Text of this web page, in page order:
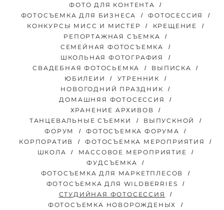
ФОТО ДЛЯ КОНТЕНТА
ФОТОСЪЕМКА ДЛЯ БИЗНЕСА
ФОТОСЕССИЯ
КОНКУРСЫ МИСС И МИСТЕР
КРЕЩЕНИЕ
РЕПОРТАЖНАЯ СЪЕМКА
СЕМЕЙНАЯ ФОТОСЪЕМКА
ШКОЛЬНАЯ ФОТОГРАФИЯ
СВАДЕБНАЯ ФОТОСЬЕМКА
ВЫПИСКА
ЮБИЛЕИИ
УТРЕННИК
НОВОГОДНИЙ ПРАЗДНИК
ДОМАШНЯЯ ФОТОСЕССИЯ
ХРАНЕНИЕ АРХИВОВ
ТАНЦЕВАЛЬНЫЕ СЪЕМКИ
ВЫПУСКНОЙ
ФОРУМ
ФОТОСЪЕМКА ФОРУМА
КОРПОРАТИВ
ФОТОСЪЕМКА МЕРОПРИЯТИЯ
ШКОЛА
МАССОВОЕ МЕРОПРИЯТИЕ
ФУДСЪЕМКА
ФОТОСЪЕМКА ДЛЯ МАРКЕТПЛЕСОВ
ФОТОСЪЕМКА ДЛЯ WILDBERRIES
СТУДИЙНАЯ ФОТОСЕССИЯ
ФОТОСЪЕМКА НОВОРОЖДЕНЫХ